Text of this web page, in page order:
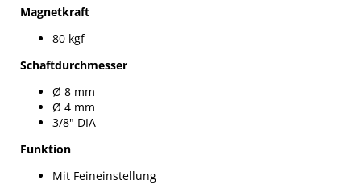
Magnetkraft
80 kgf
Schaftdurchmesser
Ø 8 mm
Ø 4 mm
3/8" DIA
Funktion
Mit Feineinstellung